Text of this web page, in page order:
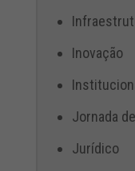
Inovação
Jornada
Jurídico